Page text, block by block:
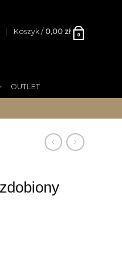
Koszyk / 0,00 zł 0
OUTLET